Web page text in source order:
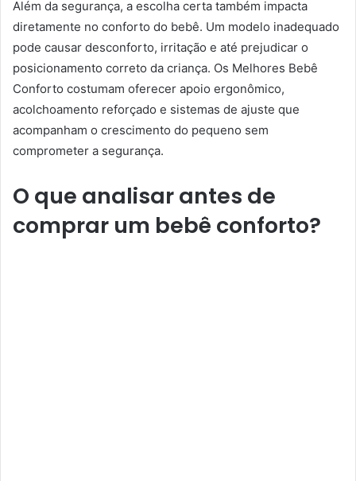
Além da segurança, a escolha certa também impacta
diretamente no conforto do bebê. Um modelo inadequado
pode causar desconforto, irritação e até prejudicar o
posicionamento correto da criança. Os Melhores Bebê
Conforto costumam oferecer apoio ergonômico,
acolchoamento reforçado e sistemas de ajuste que
acompanham o crescimento do pequeno sem
comprometer a segurança.
O que analisar antes de
comprar um bebê conforto?